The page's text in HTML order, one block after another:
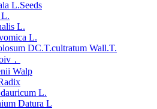
L.Seeds
L.
L.
L.
DC.T.cultratum Wall.T.
，
Walp
L.
Datura L